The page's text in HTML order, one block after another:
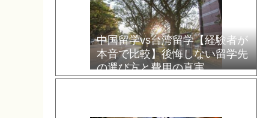
中国留学vs台湾留学【経験者が
本音で比較】後悔しない留学先
の選び方と費用の真実